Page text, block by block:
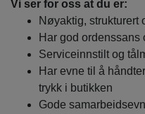
Vi ser for oss at du er:
Nøyaktig, strukturert
Har god
Serviceinnstilt og
Har evne til å
trykk i butikken
Gode